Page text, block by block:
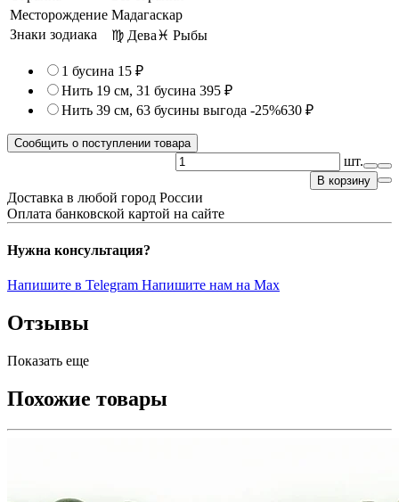
Месторождение Мадагаскар
Знаки зодиака
♍ Дева♓ Рыбы
1 бусина 15 ₽
Нить 19 см, 31 бусина 395 ₽
Нить 39 см, 63 бусины выгода -25%630 ₽
Сообщить о поступлении товара
шт.
В корзину
Доставка в любой город России
Оплата банковской картой на сайте
Нужна консультация?
Напишите в Telegram Напишите нам на Max
Отзывы
Показать еще
Похожие товары